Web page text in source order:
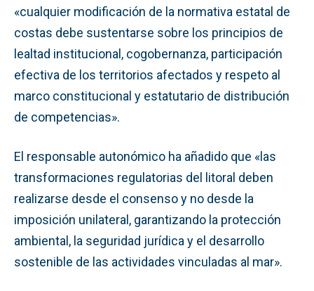
«cualquier modificación de la normativa estatal de
costas debe sustentarse sobre los principios de
lealtad institucional, cogobernanza, participación
efectiva de los territorios afectados y respeto al
marco constitucional y estatutario de distribución
de competencias».
El responsable autonómico ha añadido que «las
transformaciones regulatorias del litoral deben
realizarse desde el consenso y no desde la
imposición unilateral, garantizando la protección
ambiental, la seguridad jurídica y el desarrollo
sostenible de las actividades vinculadas al mar».